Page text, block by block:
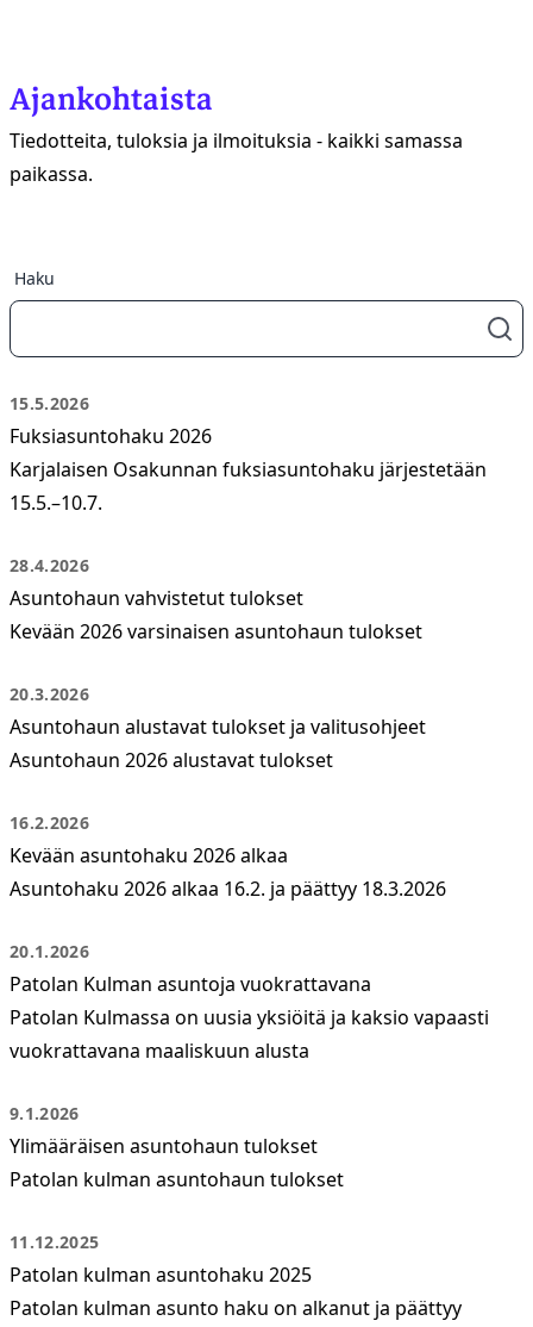
Ajankohtaista
Tiedotteita, tuloksia ja ilmoituksia - kaikki samassa
paikassa.
Haku
15.5.2026
Fuksiasuntohaku 2026
Karjalaisen Osakunnan fuksiasuntohaku järjestetään
15.5.–10.7.
28.4.2026
Asuntohaun vahvistetut tulokset
Kevään 2026 varsinaisen asuntohaun tulokset
20.3.2026
Asuntohaun alustavat tulokset ja valitusohjeet
Asuntohaun 2026 alustavat tulokset
16.2.2026
Kevään asuntohaku 2026 alkaa
Asuntohaku 2026 alkaa 16.2. ja päättyy 18.3.2026
20.1.2026
Patolan Kulman asuntoja vuokrattavana
Patolan Kulmassa on uusia yksiöitä ja kaksio vapaasti
vuokrattavana maaliskuun alusta
9.1.2026
Ylimääräisen asuntohaun tulokset
Patolan kulman asuntohaun tulokset
11.12.2025
Patolan kulman asuntohaku 2025
Patolan kulman asunto haku on alkanut ja päättyy